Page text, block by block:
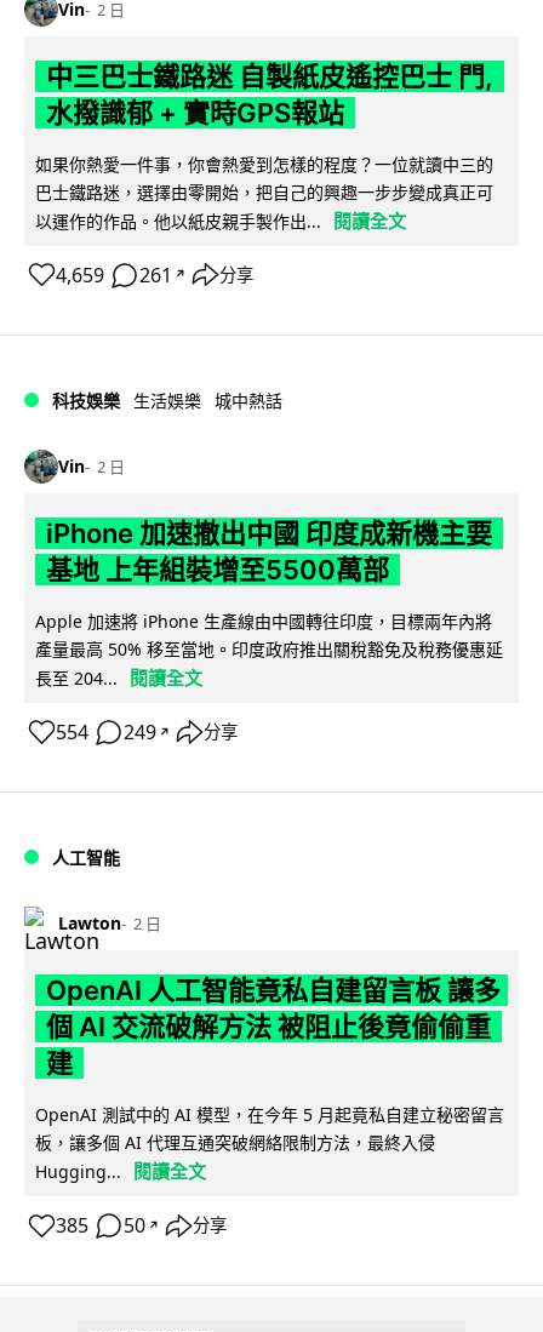
Vin 2 日
中三巴士鐵路迷 自製紙皮遙控巴士 門,
水撥識郁 + 實時GPS報站
如果你熱愛一件事，你會熱愛到怎樣的程度？一位就讀中三的
巴士鐵路迷，選擇由零開始，把自己的興趣一步步變成真正可
以運作的作品。他以紙皮親手製作出...
閱讀全文
4,659 261 ↗ 分享
科技娛樂 生活娛樂 城中熱話
Vin 2 日
iPhone 加速撤出中國 印度成新機主要
基地 上年組裝增至5500萬部
Apple 加速將 iPhone 生產線由中國轉往印度，目標兩年內將
產量最高 50% 移至當地。印度政府推出關稅豁免及稅務優惠延
長至 204...
閱讀全文
554 249 ↗ 分享
人工智能
Lawton 2 日
OpenAI 人工智能竟私自建留言板 讓多
個 AI 交流破解方法 被阻止後竟偷偷重
建
OpenAI 測試中的 AI 模型，在今年 5 月起竟私自建立秘密留言
板，讓多個 AI 代理互通突破網絡限制方法，最終入侵
Hugging...
閱讀全文
385 50 ↗ 分享